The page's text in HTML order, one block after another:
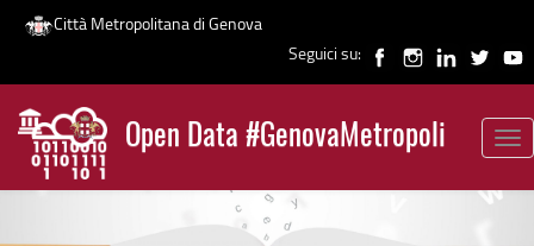
Salta
contenuto
principale
Città Metropolitana di Genova
Seguici su:
Open Data #GenovaMetropoli
News